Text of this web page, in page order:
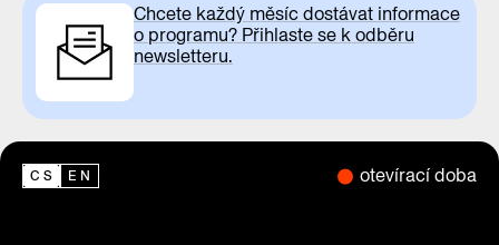
Chcete každý měsíc dostávat informace
o programu? Přihlaste se k odběru
newsletteru.
CS EN otevírací doba